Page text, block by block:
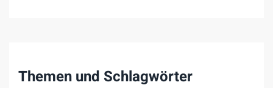
Themen und Schlagwörter